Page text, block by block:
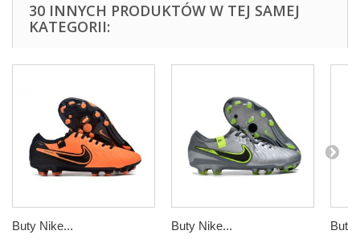
30 INNYCH PRODUKTÓW W TEJ SAMEJ
KATEGORII:
Buty Nike... Buty Nike... Buty